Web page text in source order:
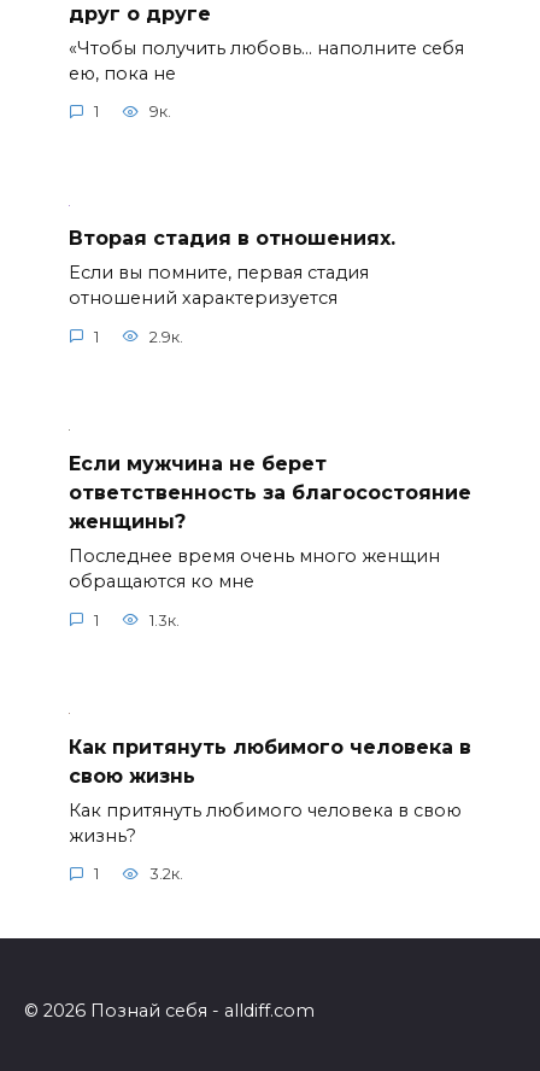
друг о друге
«Чтобы получить любовь… наполните себя
ею, пока не
1 9к.
Вторая стадия в отношениях.
Если вы помните, первая стадия
отношений характеризуется
1 2.9к.
Если мужчина не берет
ответственность за благосостояние
женщины?
Последнее время очень много женщин
обращаются ко мне
1 1.3к.
Как притянуть любимого человека в
свою жизнь
Как притянуть любимого человека в свою
жизнь?
1 3.2к.
© 2026 Познай себя - alldiff.com